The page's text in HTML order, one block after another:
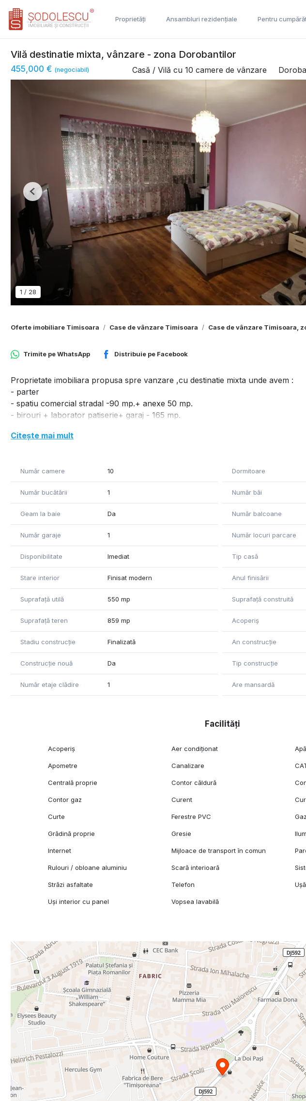
Proprietăți Ansambluri rezidențiale Pentru
Vilă destinatie mixta, vânzare - zona Dorobantilor
455,000 € (negociabil) Casă / Vilă cu 10 camere de vânzare
1 / 28
Previous
Oferte imobiliare Timisoara Case de vânzare Timisoara Case de vânzare Timisoara,
Trimite peWhatsApp Distribuie pe Facebook
Proprietate imobiliara propusa spre vanzare ,cu destinatie mixta unde avem :
- parter
- spatiu comercial stradal -90 mp.+ anexe 50 mp.
- birouri + laborator patiserie+ garaj - 165 mp.
- locuinta 4 camere, 2 bai , bucatarie, hol , balcon - 150 mp
Imobilul dispune de 2 CT
Citește mai mult
Număr camere 10 Dormitoare
Număr bucătării 1 Număr băi
Geam la baie Da Număr balcoane
Număr garaje 1 Număr locuri parcare
Disponibilitate Imediat Tip casă
Stare interior Finisat modern Anul finisării
Suprafață utilă 550 mp Suprafață construită
Suprafață teren 859 mp Acoperiș
Stadiu construcție Finalizată An construcție
Construcție nouă Da Tip construcție
Număr etaje clădire 1 Are mansardă
Facilități
Acoperiș Aer condiționat Apă
Apometre Canalizare
Centrală proprie Contor căldură
Contor gaz Curent
Curte Ferestre PVC Gaz
Grădină proprie Gresie
Internet Mijloace de transport în comun
Rulouri / obloane aluminiu Scară interioară
Străzi asfaltate Telefon
Uși interior cu panel Vopsea lavabilă